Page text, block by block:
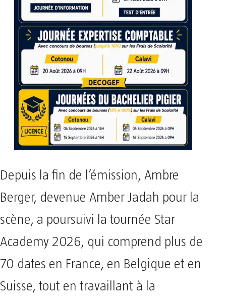
Depuis la fin de l’émission, Ambre
Berger, devenue Amber Jadah pour la
scène, a poursuivi la tournée Star
Academy 2026, qui comprend plus de
70 dates en France, en Belgique et en
Suisse, tout en travaillant à la